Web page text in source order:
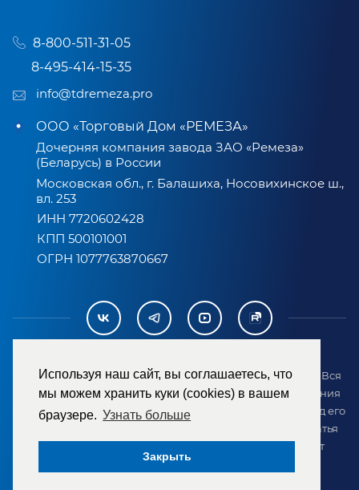
Используя наш сайт, вы соглашаетесь, что
мы можем хранить куки (cookies) в вашем
браузере. Узнать больше
Закрыть
8-800-511-31-05
8-495-414-15-35
info@tdremeza.pro
ООО «Торговый Дом «РЕМЕЗА»
Дочерняя компания завода ЗАО «Ремеза»
(Беларусь) в России
Московская обл., г. Балашиха, Носовихинское ш.,
вл. 253
ИНН 7720602428
КПП 500101001
ОГРН 1077763870667
2007-2026 © ООО «ТД «РЕМЕЗА». Все права защищены. Вся
информация на сайте размещена в целях предоставления
возможности покупателю ознакомиться с товаром перед его
приобретением и не является публичной офертой (статья
437 ГК РФ). Внешний вид товара может отличаться от
представленного на сайте.